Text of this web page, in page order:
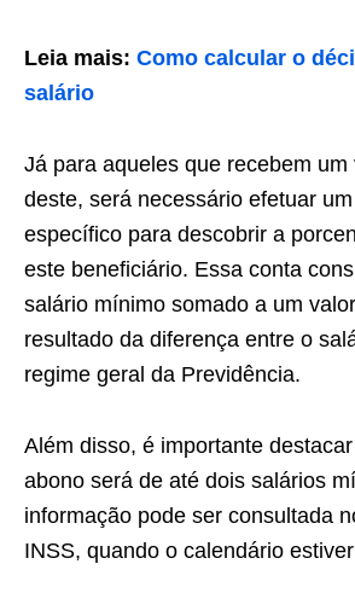
Leia mais: Como calcular o
salário
Já para aqueles que recebem um
deste, será necessário efetuar
específico para descobrir a
este beneficiário. Essa conta
salário mínimo somado a um
resultado da diferença entre o
regime geral da Previdência.
Além disso, é importante
abono será de até dois salários
informação pode ser consultada
INSS, quando o calendário